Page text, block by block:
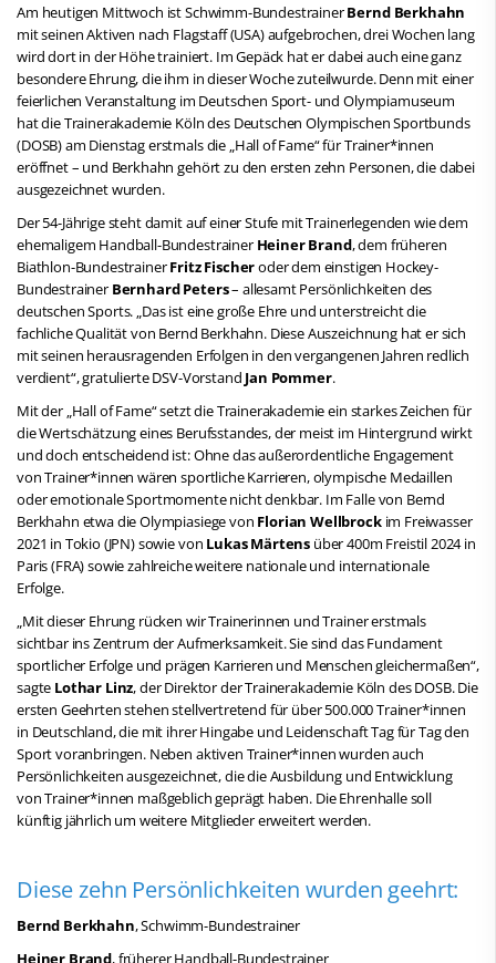
Am heutigen Mittwoch ist Schwimm-BundestrainerBernd Berkhahn
mit seinen Aktiven nach Flagstaff (USA) aufgebrochen, drei Wochen lang
wird dort in der Höhe trainiert. Im Gepäck hat er dabei auch eine ganz
besondere Ehrung, die ihm in dieser Woche zuteilwurde. Denn mit einer
feierlichen Veranstaltung im Deutschen Sport- und Olympiamuseum
hat die Trainerakademie Köln des Deutschen Olympischen Sportbunds
(DOSB) am Dienstag erstmals die „Hall of Fame“ für Trainer*innen
eröffnet – und Berkhahn gehört zu den ersten zehn Personen, die dabei
ausgezeichnet wurden.
Der 54-Jährige steht damit auf einer Stufe mit Trainerlegenden wie dem
ehemaligem Handball-Bundestrainer Heiner Brand, dem früheren
Biathlon-BundestrainerFritz Fischeroder dem einstigen Hockey-
Bundestrainer Bernhard Peters– allesamt Persönlichkeiten des
deutschen Sports. „Das ist eine große Ehre und unterstreicht die
fachliche Qualität von Bernd Berkhahn. Diese Auszeichnung hat er sich
mit seinen herausragenden Erfolgen in den vergangenen Jahren redlich
verdient“, gratulierte DSV-Vorstand Jan Pommer.
Mit der „Hall of Fame“ setzt die Trainerakademie ein starkes Zeichen für
die Wertschätzung eines Berufsstandes, der meist im Hintergrund wirkt
und doch entscheidend ist: Ohne das außerordentliche Engagement
von Trainer*innen wären sportliche Karrieren, olympische Medaillen
oder emotionale Sportmomente nicht denkbar. Im Falle von Bernd
Berkhahn etwa die Olympiasiege von Florian Wellbrockim Freiwasser
2021 in Tokio (JPN) sowie von Lukas Märtens über 400m Freistil 2024 in
Paris (FRA) sowie zahlreiche weitere nationale und internationale
Erfolge.
„Mit dieser Ehrung rücken wir Trainerinnen und Trainer erstmals
sichtbar ins Zentrum der Aufmerksamkeit. Sie sind das Fundament
sportlicher Erfolge und prägen Karrieren und Menschen gleichermaßen“,
sagte Lothar Linz, der Direktor der Trainerakademie Köln des DOSB. Die
ersten Geehrten stehen stellvertretend für über 500.000 Trainer*innen
in Deutschland, die mit ihrer Hingabe und Leidenschaft Tag für Tag den
Sport voranbringen. Neben aktiven Trainer*innen wurden auch
Persönlichkeiten ausgezeichnet, die die Ausbildung und Entwicklung
von Trainer*innen maßgeblich geprägt haben. Die Ehrenhalle soll
künftig jährlich um weitere Mitglieder erweitert werden.
Diese zehn Persönlichkeiten wurden geehrt:
Bernd Berkhahn, Schwimm-Bundestrainer
Heiner Brand, früherer Handball-Bundestrainer